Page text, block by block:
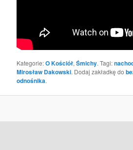
Kategorie:O Kościół,Śmichy. Tagi:
Mirosław Dakowski. Dodaj zakładkę do
odnośnika.